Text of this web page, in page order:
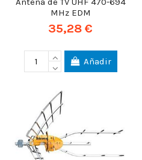
MHz EDM
35,28 €
Añadir